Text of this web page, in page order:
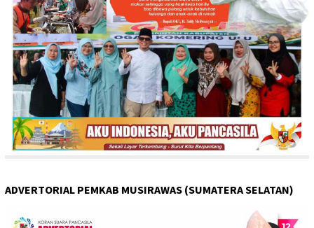
ADVERTORIAL PEMKAB MUSIRAWAS (SUMATERA SELATAN)